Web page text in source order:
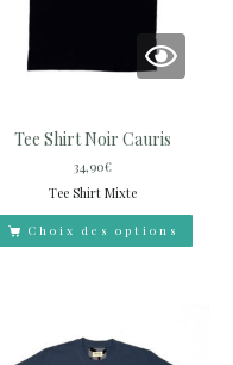
Tee Shirt Noir Cauris
34,90€
Tee Shirt Mixte
Choix des options